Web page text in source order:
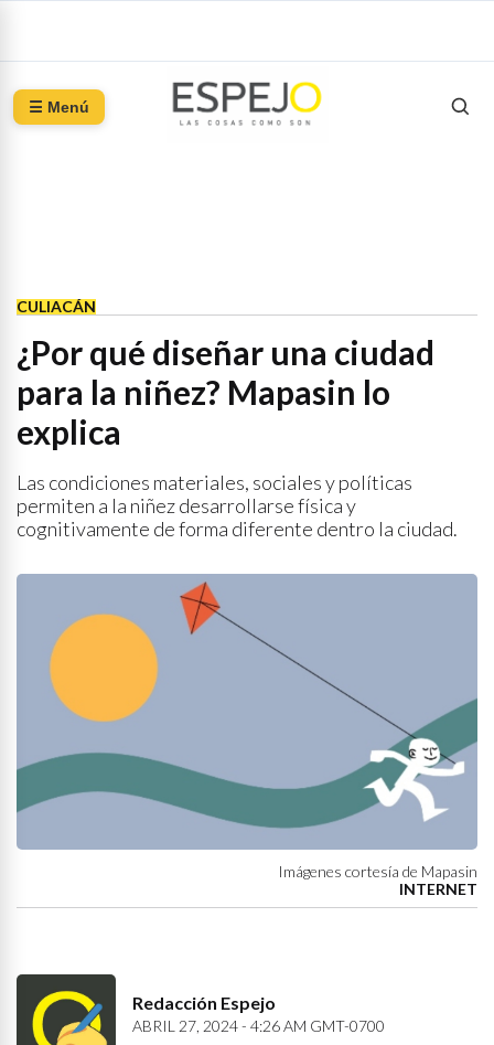
☰ Menú
CULIACÁN
¿Por qué diseñar una ciudad
para la niñez? Mapasin lo
explica
Las condiciones materiales, sociales y políticas
permiten a la niñez desarrollarse física y
cognitivamente de forma diferente dentro la ciudad.
Imágenes cortesía de Mapasin
INTERNET
Redacción Espejo
ABRIL 27, 2024 - 4:26 AM GMT-0700